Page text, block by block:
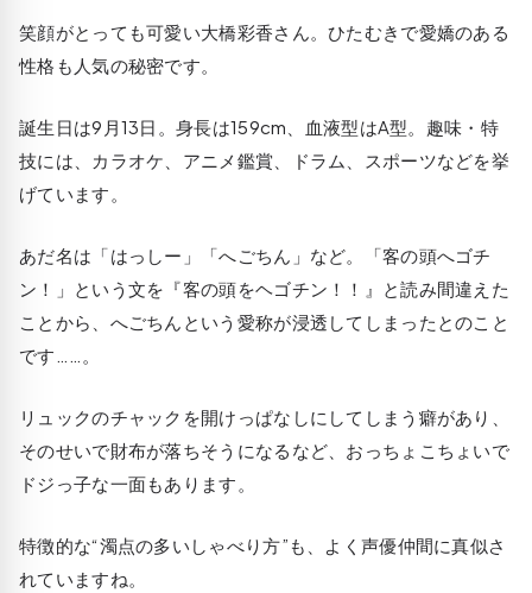
笑顔がとっても可愛い大橋彩香さん。ひたむきで愛嬌のある
性格も人気の秘密です。
誕生日は9月13日。身長は159cm、血液型はA型。趣味・特
技には、カラオケ、アニメ鑑賞、ドラム、スポーツなどを挙
げています。
あだ名は「はっしー」「へごちん」など。「客の頭へゴチ
ン！」という文を『客の頭をヘゴチン！！』と読み間違えた
ことから、へごちんという愛称が浸透してしまったとのこと
です……。
リュックのチャックを開けっぱなしにしてしまう癖があり、
そのせいで財布が落ちそうになるなど、おっちょこちょいで
ドジっ子な一面もあります。
特徴的な“濁点の多いしゃべり方”も、よく声優仲間に真似さ
れていますね。